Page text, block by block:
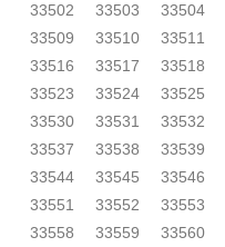
33502
33503 33504
33509
33510 33511
33516
33517 33518
33523
33524 33525
33530
33531 33532
33537
33538 33539
33544
33545 33546
33551
33552 33553
33558
33559 33560